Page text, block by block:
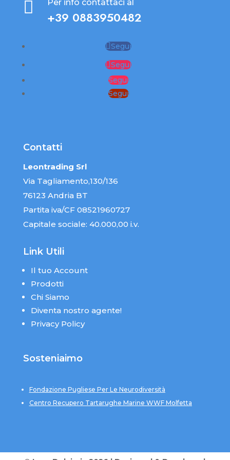
 Per info contattaci al
+39 0883950482
Segui
Segui
Segui
Segui
Contatti
Leontrading Srl
Via Tagliamento,130/136
76123 Andria BT
Partita iva/CF 08521960727
Capitale sociale: 40.000,00 i.v.
Link Utili
Il tuo Account
Prodotti
Chi Siamo
Diventa nostro agente!
Privacy Policy
Sosteniaimo
Fondazione Pugliese Per Le Neurodiversità
Centro Recupero Tartarughe Marine WWF Molfetta